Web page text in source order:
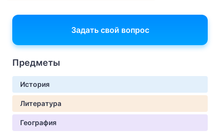
Задать свой вопрос
Предметы
История
Литература
География